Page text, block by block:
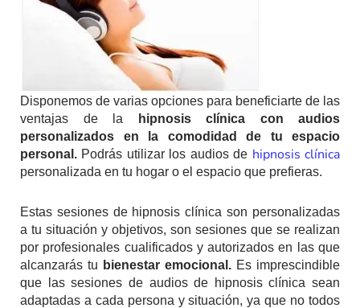
Disponemos de varias opciones para beneficiarte de las
ventajas de la
hipnosis clínica con audios
personalizados en la comodidad de tu espacio
personal. Podrás utilizar los audios de hipnosis clínica
personalizada en tu hogar o el espacio que prefieras.
Estas sesiones de hipnosis clínica son personalizadas
a tu situación y objetivos, son sesiones que se realizan
por profesionales cualificados y autorizados en las que
alcanzarás tu bienestar emocional. Es imprescindible
que las sesiones de audios de hipnosis clínica sean
adaptadas a cada persona y situación, ya que no todos